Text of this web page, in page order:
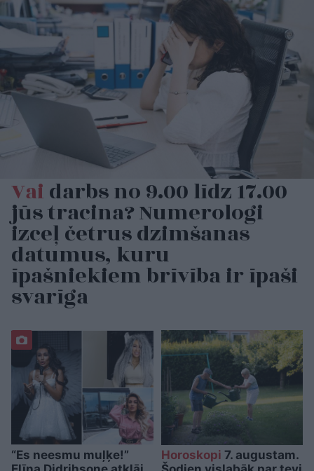
Vaidarbs no 9.00 līdz 17.00
jūs tracina? Numerologi
izceļ četrus dzimšanas
datumus, kuru
īpašniekiem brīvība ir īpaši
svarīga
“Es neesmu muļķe!”
Horoskopi 7. augustam.